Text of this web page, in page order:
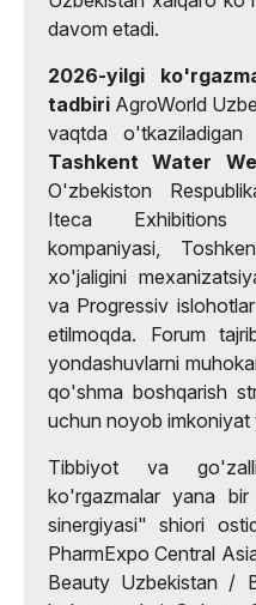
davom etadi.
2026-yilgi
tadbiri AgroWorld
vaqtda o'tkaziladigan
Tashkent Water
O'zbekiston
Iteca Exhibitions
kompaniyasi,
xo'jaligini
va Progressiv
etilmoqda. Forum
yondashuvlarni
qo'shma boshqarish
uchun noyob imkoniyat
Tibbiyot va
ko'rgazmalar yana
sinergiyasi" shiori
PharmExpo Central
Beauty Uzbekistan /